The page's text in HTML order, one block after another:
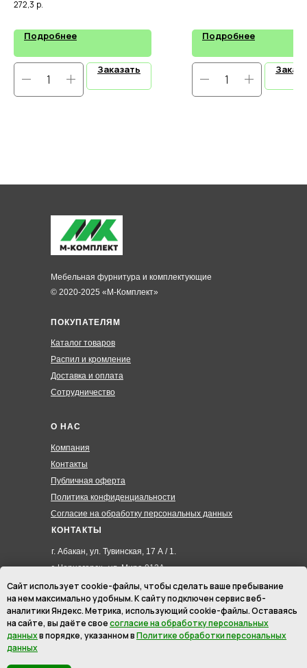
272,3 р.
Подробнее
Заказать
Подробнее
ПОКУПАТЕЛЯМ
Каталог товаров
Распил и кромление
Доставка и оплата
Сотрудничество
О НАС
Компания
Контакты
Публичная оферта
Политика конфиденциальности
Согласие на обработку персональных данных
КОНТАКТЫ
г. Абакан, ул. Тувинская, 17 А / 1.
г. Черногорск , ул. Мира 012А
8 (3902) 285-171
8 (908) 326-24-00
8 (902) 467-09-70
hmk19@mail.ru
© 2020-2025 «М-Комплект»
Мебельная фурнитура и комплектующие
Сайт использует cookie-файлы, чтобы сделать ваше пребывание
на нем максимально удобным. К cайту подключен сервис веб-
аналитики Яндекс. Метрика, использующий cookie-файлы. Оставаясь
на сайте, вы даёте своесогласие на обработку персональных
данныхв порядке, указанном вПолитике обработки персональных
данных